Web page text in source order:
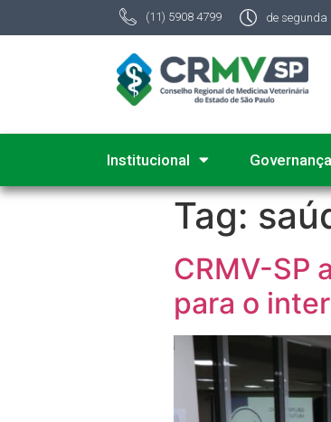
(11) 5908 4799 de segunda
Institucional Governança
Tag:
CRMV-SP
para o